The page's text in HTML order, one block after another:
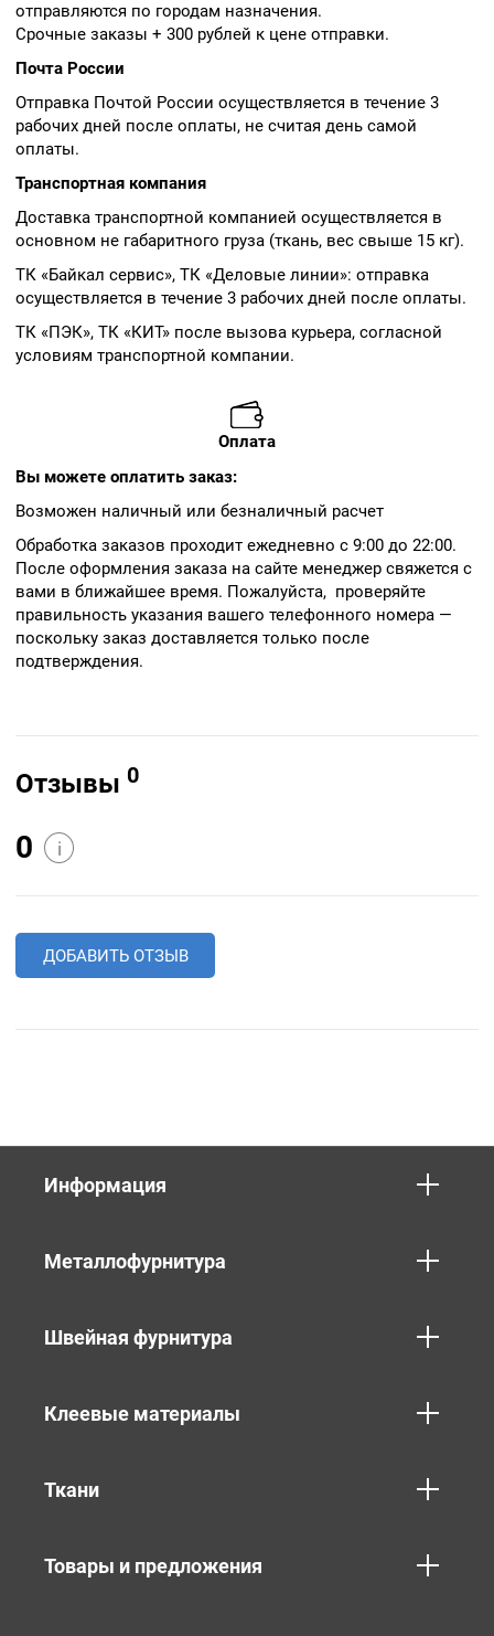
отправляются по городам назначения.
Срочные заказы + 300 рублей к цене отправки.
Почта России
Отправка Почтой России осуществляется в течение 3
рабочих дней после оплаты, не считая день самой
оплаты.
Транспортная компания
Доставка транспортной компанией осуществляется в
основном не габаритного груза (ткань, вес свыше 15 кг).
ТК «Байкал сервис», ТК «Деловые линии»: отправка
осуществляется в течение 3 рабочих дней после оплаты.
ТК «ПЭК», ТК «КИТ» после вызова курьера, согласной
условиям транспортной компании.
Оплата
Вы можете оплатить заказ:
Возможен наличный или безналичный расчет
Обработка заказов проходит ежедневно с 9:00 до 22:00.
После оформления заказа на сайте менеджер свяжется с
вами в ближайшее время. Пожалуйста, проверяйте
правильность указания вашего телефонного номера —
поскольку заказ доставляется только после
подтверждения.
Отзывы 0
0 i
ДОБАВИТЬ ОТЗЫВ
Информация
Металлофурнитура
Швейная фурнитура
Клеевые материалы
Ткани
Товары и предложения